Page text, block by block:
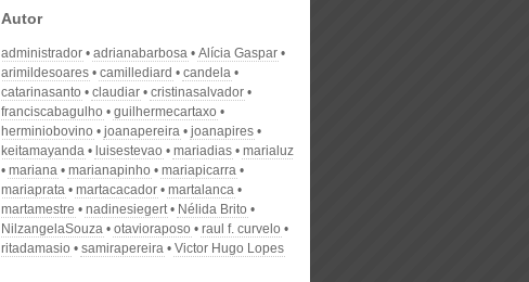
Autor
administrador adrianabarbosa
Alícia Gaspar
arimildesoares
camillediard
candela
catarinasanto
claudiar
cristinasalvador
franciscabagulho
guilhermecartaxo
herminiobovino
joanapereira
joanapires
keitamayanda
luisestevao mariadias
marialuz
mariana
marianapinho
mariapicarra
mariaprata
martacacador
martalanca
martamestre
nadinesiegert
Nélida Brito
NilzangelaSouza
otavioraposo
raul f. curvelo
ritadamasio
samirapereira Victor Hugo Lopes